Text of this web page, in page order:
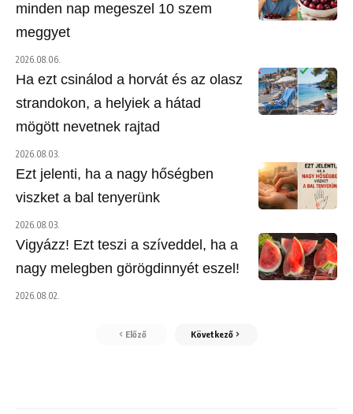
minden nap megeszel 10 szem
meggyet
2026.08.06.
Ha ezt csinálod a horvát és az olasz
strandokon, a helyiek a hátad
mögött nevetnek rajtad
2026.08.03.
Ezt jelenti, ha a nagy hőségben
viszket a bal tenyerünk
2026.08.03.
Vigyázz! Ezt teszi a szíveddel, ha a
nagy melegben görögdinnyét eszel!
2026.08.02.
Előző Következő